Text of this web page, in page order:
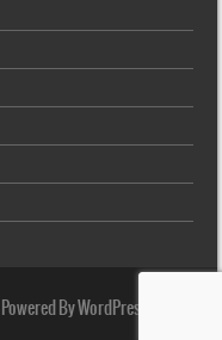
Powered By WordPress